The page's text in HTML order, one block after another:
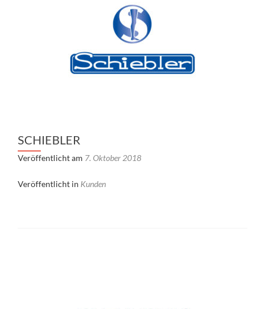
SCHIEBLER
Veröffentlicht am 7. Oktober 2018
Veröffentlicht in Kunden